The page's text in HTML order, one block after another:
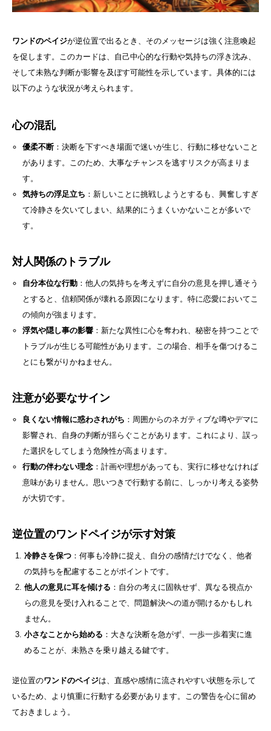
ワンドのペイジが逆位置で出るとき、そのメッセージは強く注意喚起
を促します。このカードは、自己中心的な行動や気持ちの浮き沈み、
そして未熟な判断が影響を及ぼす可能性を示しています。具体的には
以下のような状況が考えられます。
心の混乱
優柔不断：決断を下すべき場面で迷いが生じ、行動に移せないこと
があります。このため、大事なチャンスを逃すリスクが高まりま
す。
気持ちの浮足立ち ：新しいことに挑戦しようとするも、興奮しすぎ
て冷静さを欠いてしまい、結果的にうまくいかないことが多いで
す。
対人関係のトラブル
自分本位な行動：他人の気持ちを考えずに自分の意見を押し通そう
とすると、信頼関係が壊れる原因になります。特に恋愛においてこ
の傾向が強まります。
浮気や隠し事の影響：新たな異性に心を奪われ、秘密を持つことで
トラブルが生じる可能性があります。この場合、相手を傷つけるこ
とにも繋がりかねません。
注意が必要なサイン
良くない情報に惑わされがち ：周囲からのネガティブな噂やデマに
影響され、自身の判断が揺らぐことがあります。これにより、誤っ
た選択をしてしまう危険性が高まります。
行動の伴わない理念：計画や理想があっても、実行に移せなければ
意味がありません。思いつきで行動する前に、しっかり考える姿勢
が大切です。
逆位置のワンドペイジが示す対策
冷静さを保つ：何事も冷静に捉え、自分の感情だけでなく、他者
の気持ちを配慮することがポイントです。
他人の意見に耳を傾ける ：自分の考えに固執せず、異なる視点か
らの意見を受け入れることで、問題解決への道が開けるかもしれ
ません。
小さなことから始める ：大きな決断を急がず、一歩一歩着実に進
めることが、未熟さを乗り越える鍵です。
逆位置のワンドのペイジは、直感や感情に流されやすい状態を示して
いるため、より慎重に行動する必要があります。この警告を心に留め
ておきましょう。